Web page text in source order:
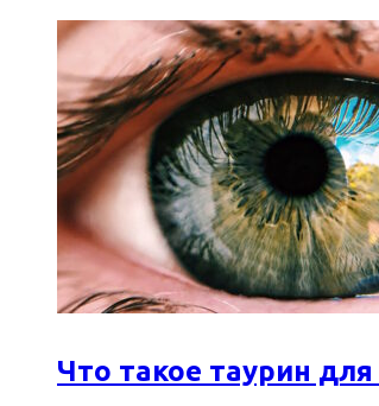
Что такое таурин